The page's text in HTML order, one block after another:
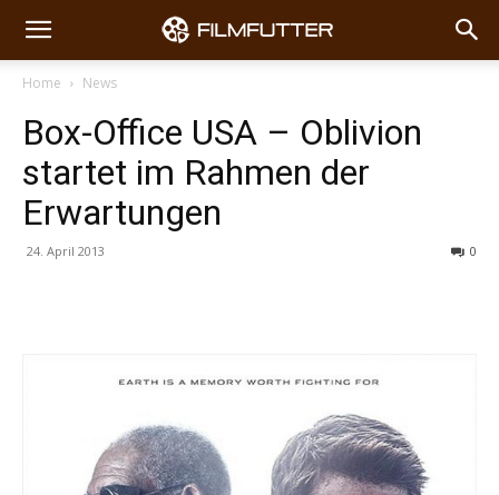
Home News
Box-Office USA – Oblivion
startet im Rahmen der
Erwartungen
24. April 2013 0